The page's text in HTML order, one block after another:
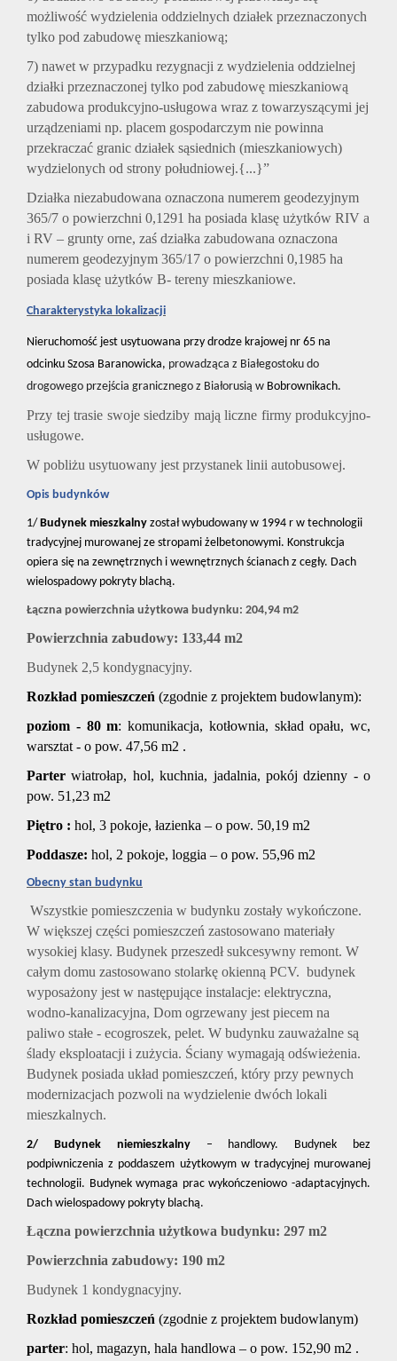
możliwość wydzielenia oddzielnych działek przeznaczonych
tylko pod zabudowę mieszkaniową;
7) nawet w przypadku rezygnacji z wydzielenia oddzielnej
działki przeznaczonej tylko pod zabudowę mieszkaniową
zabudowa produkcyjno-usługowa wraz z towarzyszącymi jej
urządzeniami np. placem gospodarczym nie powinna
przekraczać granic działek sąsiednich (mieszkaniowych)
wydzielonych od strony południowej.{...}”
Działka niezabudowana oznaczona numerem geodezyjnym
365/7 o powierzchni 0,1291 ha posiada klasę użytków RIV a
i RV – grunty orne, zaś działka zabudowana oznaczona
numerem geodezyjnym 365/17 o powierzchni 0,1985 ha
posiada klasę użytków B- tereny mieszkaniowe.
Charakterystyka lokalizacji
Nieruchomość jest usytuowana przy drodze krajowej nr 65 na
odcinku Szosa Baranowicka, prowadząca z Białegostoku do
drogowego przejścia granicznego z Białorusią w Bobrownikach.
Przy tej trasie swoje siedziby mają liczne firmy produkcyjno-
usługowe.
W pobliżu usytuowany jest przystanek linii autobusowej.
Opis budynków
1/ Budynek mieszkalny został wybudowany w 1994 r w technologii
tradycyjnej murowanej ze stropami żelbetonowymi. Konstrukcja
opiera się na zewnętrznych i wewnętrznych ścianach z cegły. Dach
wielospadowy pokryty blachą.
Łączna powierzchnia użytkowa budynku: 204,94 m2
Powierzchnia zabudowy: 133,44 m2
Budynek 2,5 kondygnacyjny.
Rozkład pomieszczeń (zgodnie z projektem budowlanym):
poziom - 80 m: komunikacja, kotłownia, skład opału, wc,
warsztat - o pow. 47,56 m2 .
Parter wiatrołap, hol, kuchnia, jadalnia, pokój dzienny - o
pow. 51,23 m2
Piętro : hol, 3 pokoje, łazienka – o pow. 50,19 m2
Poddasze: hol, 2 pokoje, loggia – o pow. 55,96 m2
Obecny stan budynku
Wszystkie pomieszczenia w budynku zostały wykończone.
W większej części pomieszczeń zastosowano materiały
wysokiej klasy. Budynek przeszedł sukcesywny remont. W
całym domu zastosowano stolarkę okienną PCV. budynek
wyposażony jest w następujące instalacje: elektryczna,
wodno-kanalizacyjna, Dom ogrzewany jest piecem na
paliwo stałe - ecogroszek, pelet. W budynku zauważalne są
ślady eksploatacji i zużycia. Ściany wymagają odświeżenia.
Budynek posiada układ pomieszczeń, który przy pewnych
modernizacjach pozwoli na wydzielenie dwóch lokali
mieszkalnych.
2/ Budynek niemieszkalny– handlowy. Budynek bez
podpiwniczenia z poddaszem użytkowym w tradycyjnej murowanej
technologii. Budynek wymaga prac wykończeniowo -adaptacyjnych.
Dach wielospadowy pokryty blachą.
Łączna powierzchnia użytkowa budynku: 297 m2
Powierzchnia zabudowy: 190 m2
Budynek 1 kondygnacyjny.
Rozkład pomieszczeń (zgodnie z projektem budowlanym)
parter: hol, magazyn, hala handlowa – o pow. 152,90 m2 .